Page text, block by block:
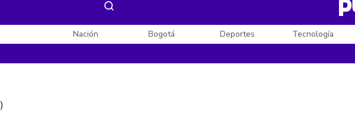
Nación Bogotá Deportes Tecnología
)